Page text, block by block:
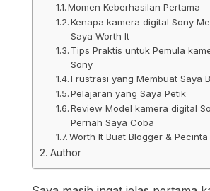
Momen Keberhasilan Pertama
Kenapa kamera digital Sony
Saya Worth It
Tips Praktis untuk Pemula
Sony
Frustrasi yang Membuat Saya
Pelajaran yang Saya Petik
Review Model kamera digital
Pernah Saya Coba
Worth It Buat Blogger & Pecinta
Author